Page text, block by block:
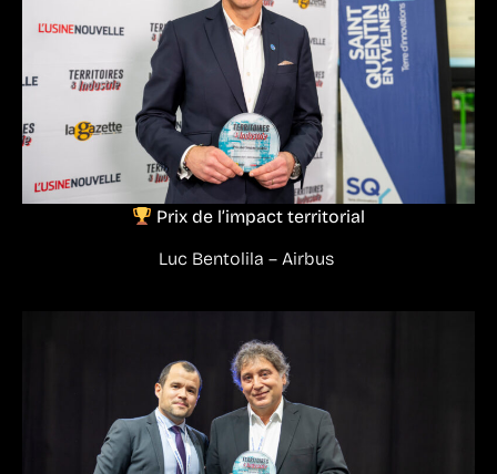
Prix de l’impact territorial
Luc Bentolila – Airbus